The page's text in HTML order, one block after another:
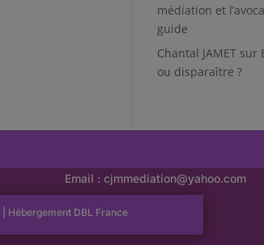
médiation et
guide
Chantal JAMET sur
ou disparaître ?
Email :cjmmediation@yahoo.com
Hébergement DBL France